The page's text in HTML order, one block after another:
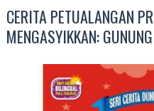
CERITA PETUALANGAN
MENGASYIKKAN: